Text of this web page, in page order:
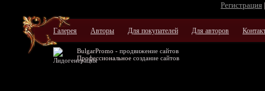
Регистрация
Галерея Авторы Для покупателей Для авторов
BulgarPromo - продвижение сайтов
Профессиональное создание сайтов